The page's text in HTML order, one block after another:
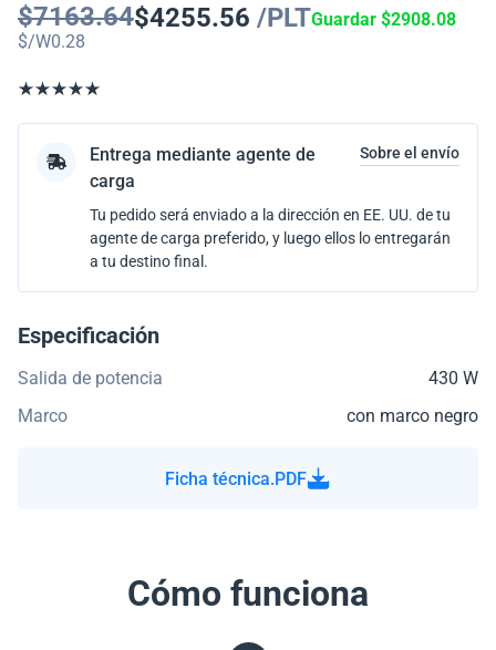
$7163.64$4255.56 /PLTGuardar $2908.08
$/W0.28
Entrega mediante agente de
carga
Sobre el envío
Tu pedido será enviado a la dirección en EE. UU. de tu
agente de carga preferido, y luego ellos lo entregarán
a tu destino final.
Especificación
Salida de potencia
430 W
Marco
con marco negro
Ficha técnica.PDF
Cómo funciona